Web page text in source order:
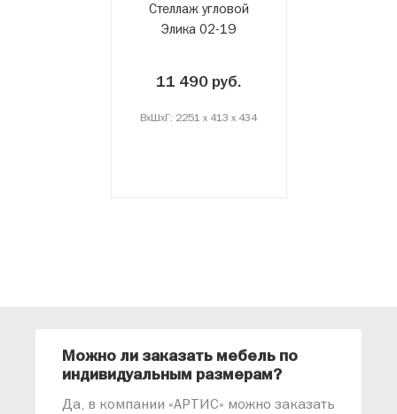
Стеллаж угловой
Элика 02-19
11 490 руб.
ВxШxГ: 2251 x 413 x 434
Можно ли заказать мебель по
индивидуальным размерам?
Да, в компании «АРТИС» можно заказать